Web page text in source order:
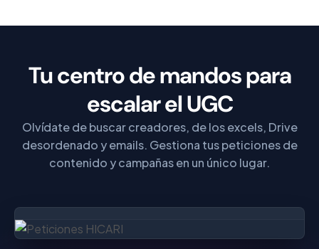
Tu centro de mandos para
escalar el UGC
Olvídate de buscar creadores, de los excels, Drive
desordenado y emails. Gestiona tus peticiones de
contenido y campañas en un único lugar.